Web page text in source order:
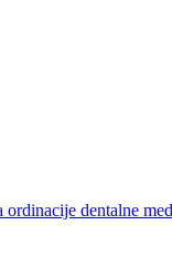
ordinacije dentalne